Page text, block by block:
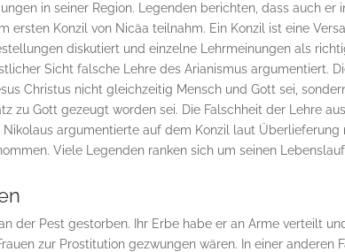
in seiner Region. Legenden berichten, dass auch
ersten Konzil von Nicäa teilnahm. Ein Konzil ist eine
diskutiert und einzelne Lehrmeinungen als
Sicht falsche Lehre des Arianismus argumentiert.
Christus nicht gleichzeitig Mensch und Gott sei,
zu Gott gezeugt worden sei. Die Falschheit der Lehre
argumentierte auf dem Konzil laut
Viele Legenden ranken sich um seinen
der Pest gestorben. Ihr Erbe habe er an Arme verteilt
zur Prostitution gezwungen wären. In einer anderen